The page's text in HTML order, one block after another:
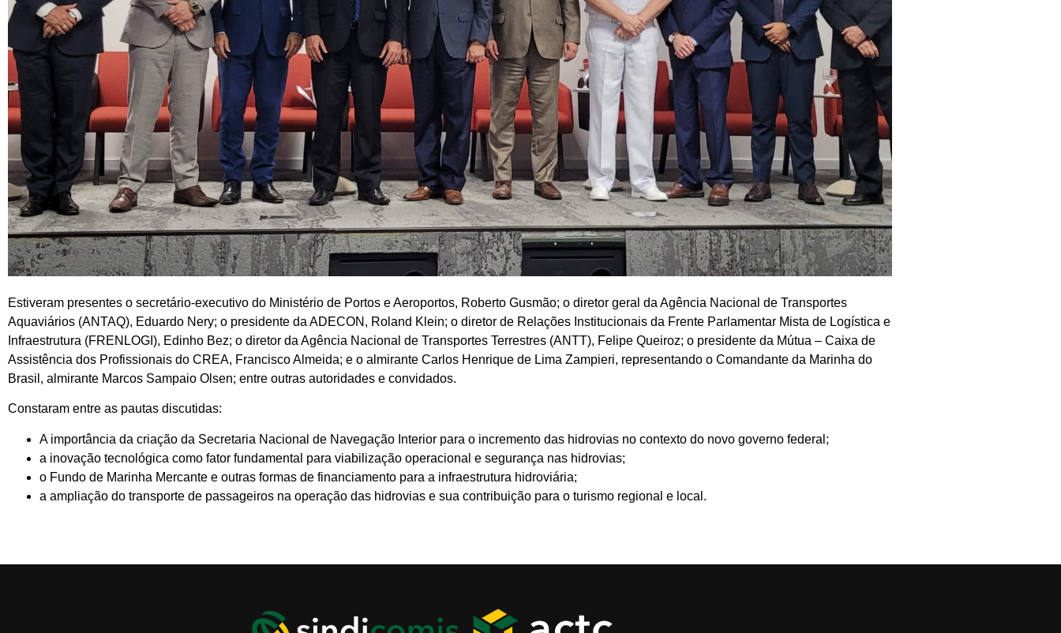
Estiveram presentes o secretário-executivo do Ministério de Portos e Aeroportos, Roberto Gusmão; o diretor geral da Agência Nacional de Transportes
Aquaviários (ANTAQ), Eduardo Nery; o presidente da ADECON, Roland Klein; o diretor de Relações Institucionais da Frente Parlamentar Mista de Logística e
Infraestrutura (FRENLOGI), Edinho Bez; o diretor da Agência Nacional de Transportes Terrestres (ANTT), Felipe Queiroz; o presidente da Mútua – Caixa de
Assistência dos Profissionais do CREA, Francisco Almeida; e o almirante Carlos Henrique de Lima Zampieri, representando o Comandante da Marinha do
Brasil, almirante Marcos Sampaio Olsen; entre outras autoridades e convidados.
Constaram entre as pautas discutidas:
A importância da criação da Secretaria Nacional de Navegação Interior para o incremento das hidrovias no contexto do novo governo federal;
a inovação tecnológica como fator fundamental para viabilização operacional e segurança nas hidrovias;
o Fundo de Marinha Mercante e outras formas de financiamento para a infraestrutura hidroviária;
a ampliação do transporte de passageiros na operação das hidrovias e sua contribuição para o turismo regional e local.